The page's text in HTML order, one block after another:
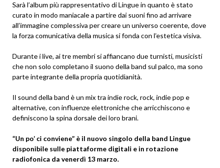
Sarà l’album più rappresentativo di Lingue in quanto è stato
curato in modo maniacale a partire dai suoni fino ad arrivare
all’immagine complessiva per creare un universo coerente, dove
la forza comunicativa della musica si fonda con l’estetica visiva.
Durante i live, ai tre membri si affiancano due turnisti, musicisti
che non solo completano il suono della band sul palco, ma sono
parte integrante della propria quotidianità.
Il sound della band è un mix tra indie rock, rock, indie pop e
alternative, con influenze elettroniche che arricchiscono e
definiscono la spina dorsale dei loro brani.
“Un po’ ci conviene” è il nuovo singolo della band Lingue
disponibile sulle piattaforme digitali e in rotazione
radiofonica da venerdì 13 marzo.